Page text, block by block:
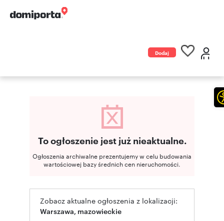
Dodaj
To ogłoszenie jest już nieaktualne.
Ogłoszenia archiwalne prezentujemy w celu budowania
wartościowej bazy średnich cen nieruchomości.
Zobacz aktualne ogłoszenia z lokalizacji:
Warszawa, mazowieckie